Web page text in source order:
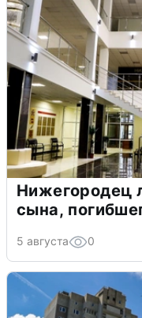
Нижегородец
сына,
5 августа 0